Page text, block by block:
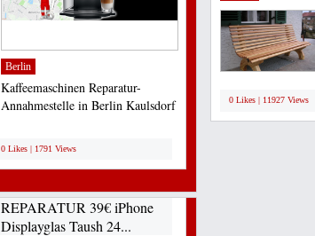
Berlin
Kaffeemaschinen Reparatur-
Annahmestelle in Berlin Kaulsdorf
0 Likes | 1791 Views
REPARATUR 39€ iPhone
Displayglas Taush 24...
0 Likes | 11927 Views